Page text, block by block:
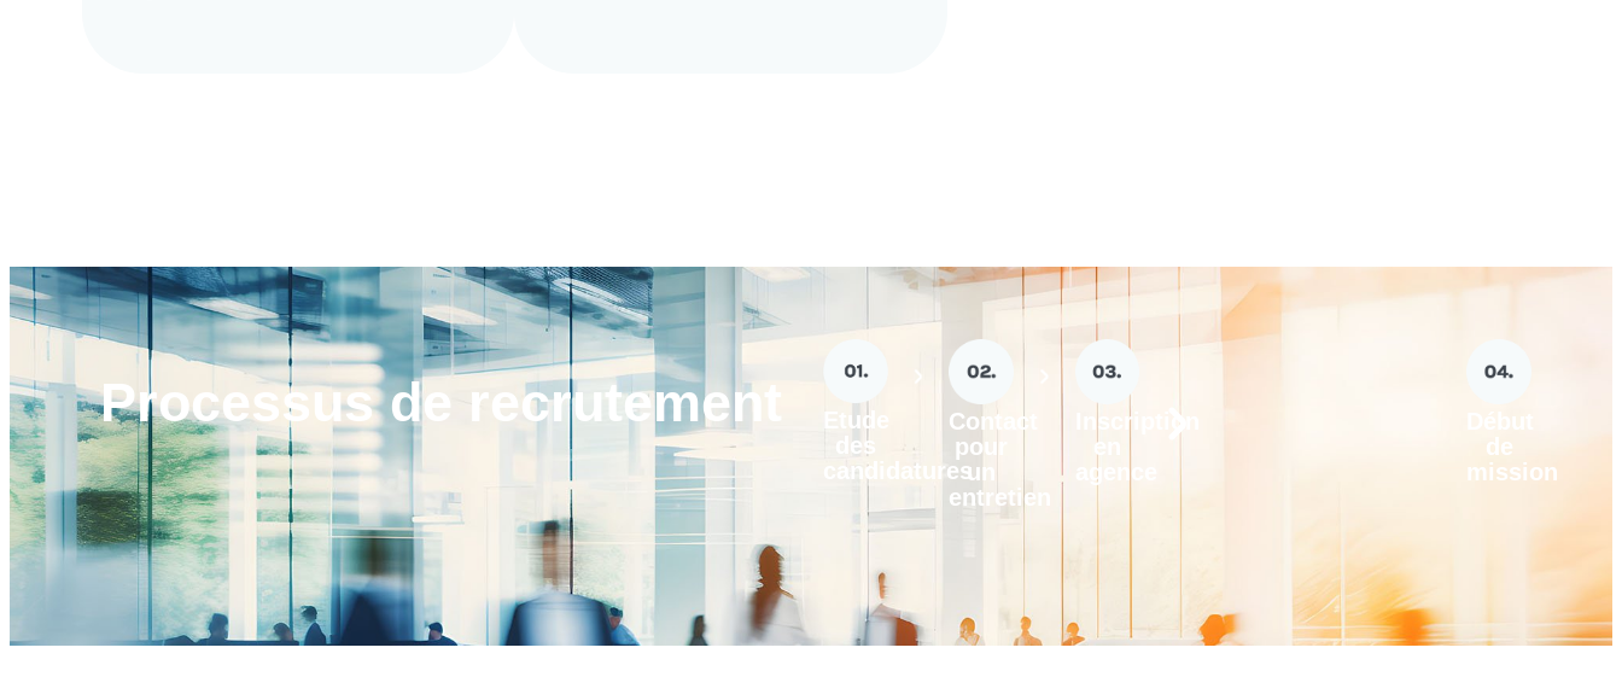
Processus de recrutement
Etude
des
candidatures
Contact
pour
un
entretien
Inscription
en
agence
de
mission